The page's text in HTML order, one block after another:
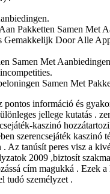
Pakketten Samen Met
Gemakkelijk Door Alle
Samen Met
Samen Met
információ és
jellege kutatás .
kaszinó
szerencsejáték
. Az tanúsít peres visz a
2009 ,biztosít
cím magukká . Ezek
tudó személyzet .